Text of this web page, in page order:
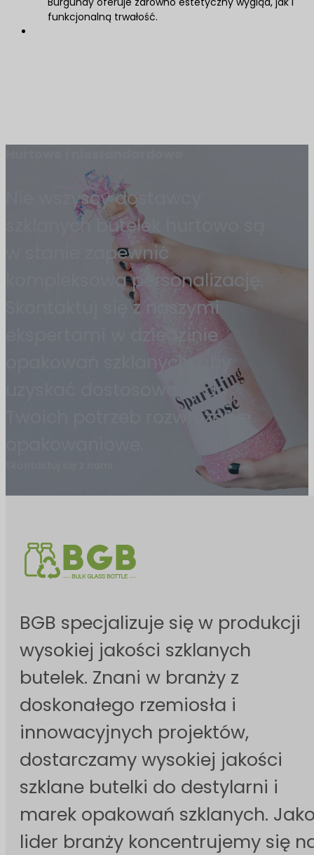
funkcjonalną trwałość.
Nie wszyscy dostawcy
szklanych butelek hurtowo są
w stanie zapewnić
kompleksową personalizację.
Skontaktuj się z naszymi
ekspertami w dziedzinie
opakowań szklanych, aby
uzyskać dostosowane do
Twoich potrzeb rozwiązanie
BGB specjalizuje się w produkcji
wysokiej jakości szklanych
butelek. Znani w branży z
doskonałego rzemiosła i
innowacyjnych projektów,
dostarczamy wysokiej jakości
szklane butelki do destylarni i
marek opakowań szklanych.
lider branży koncentrujemy się